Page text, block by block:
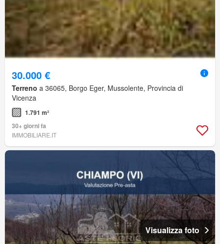
30.000 €
Terreno a 36065, Borgo Eger, Mussolente, Provincia di
Vicenza
1.791 m²
30+ giorni fa
IMMOBILIARE.IT
Visualizza foto